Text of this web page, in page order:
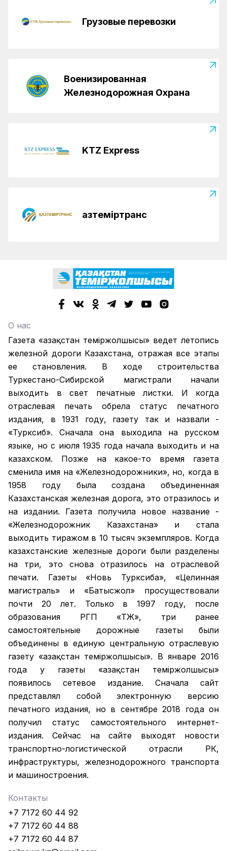
Грузовые перевозки
Военизированная
Железнодорожная Охрана
KTZ Express
Қазтеміртранс
О нас
Газета «Қазақстан теміржолшысы» ведет летопись
железной дороги Казахстана, отражая все этапы
ее становления. В ходе строительства
Туркестано-Сибирской магистрали начали
выходить в свет печатные листки. И когда
отраслевая печать обрела статус печатного
издания, в 1931 году, газету так и назвали -
«Турксиб». Сначала она выходила на русском
языке, но с июля 1935 года начала выходить и на
казахском. Позже на какое-то время газета
сменила имя на «Железнодорожники», но, когда в
1958 году была создана объединенная
Казахстанская железная дорога, это отразилось и
на издании. Газета получила новое название -
«Железнодорожник Казахстана» и стала
выходить тиражом в 10 тысяч экземпляров. Когда
казахстанские железные дороги были разделены
на три, это снова отразилось на отраслевой
печати. Газеты «Новь Турксиба», «Целинная
магистраль» и «Батысжол» просуществовали
почти 20 лет. Только в 1997 году, после
образования РГП «ҚТЖ», три ранее
самостоятельные дорожные газеты были
объединены в единую центральную отраслевую
газету «Қазақстан темiржолшысы». В январе 2016
года у газеты «Қазақстан теміржолшысы»
появилось сетевое издание. Сначала сайт
представлял собой электронную версию
печатного издания, но в сентябре 2018 года он
получил статус самостоятельного интернет-
издания. Сейчас на сайте выходят новости
транспортно-логистической отрасли РК,
инфраструктуры, железнодорожного транспорта
и машиностроения.
Контакты
+7 7172 60 44 92
+7 7172 60 44 88
+7 7172 60 44 87